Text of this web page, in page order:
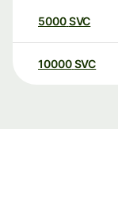
5000SVC
10000 SVC